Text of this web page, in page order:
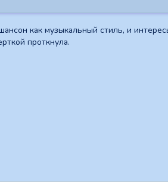
как музыкальный стиль, и
проткнула.